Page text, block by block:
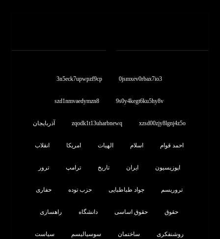
0jsmxev0rbax7io3
3n5eck7upwpzf9cp
9s0y4kegt6ku5hy8v
szd1nmvaedymzn8
xzsd00zjy8lgnj4z5o
zqodk1t13uharbnewq آذربایجان
احمد قوام اسلام الهیات امریکا انقلاب
اپوزیسیون ایران تاریخ ترامپ ترور
تروریسم جواد طباطبایی حزب توده حفاری
حقوق حقوق اساسی دانشگاه راهسازی
روشنفکری ساختمان سوسیالیسم سیاست